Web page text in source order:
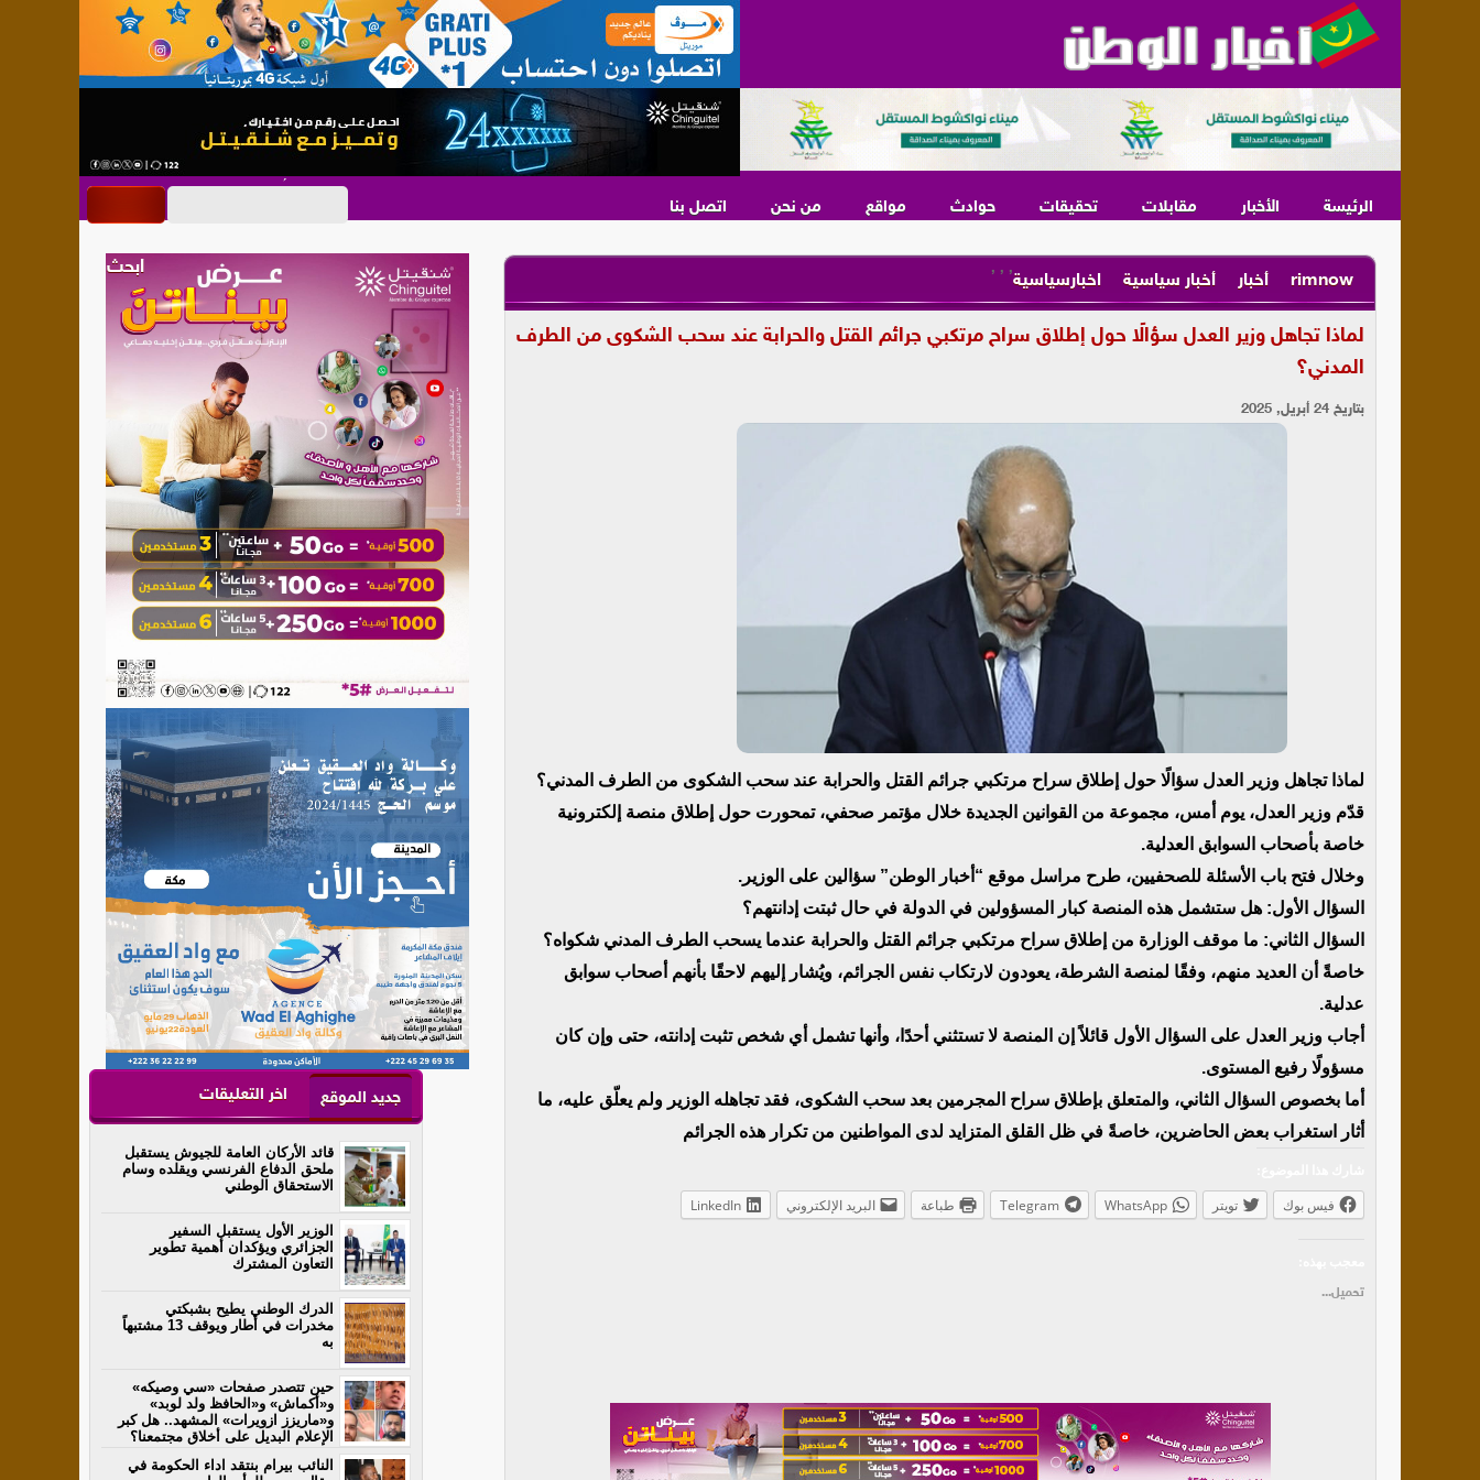
الرئيسة الأخبار مقابلات تحقيقات حوادث مواقع من نحن اتصل بنا
rimnow
,
أخبار
,
أخبار سياسية
,
اخبارسياسية
لماذا تجاهل وزير العدل سؤالًا حول إطلاق سراح مرتكبي جرائم القتل والحرابة عند سحب الشكوى من الطرف
المدني؟
بتاريخ 24 أبريل, 2025
لماذا تجاهل وزير العدل سؤالًا حول إطلاق سراح مرتكبي جرائم القتل والحرابة عند سحب الشكوى من الطرف المدني؟
قدّم وزير العدل، يوم أمس، مجموعة من القوانين الجديدة خلال مؤتمر صحفي، تمحورت حول إطلاق منصة إلكترونية
خاصة بأصحاب السوابق العدلية.
وخلال فتح باب الأسئلة للصحفيين، طرح مراسل موقع “أخبار الوطن” سؤالين على الوزير.
السؤال الأول: هل ستشمل هذه المنصة كبار المسؤولين في الدولة في حال ثبتت إدانتهم؟
السؤال الثاني: ما موقف الوزارة من إطلاق سراح مرتكبي جرائم القتل والحرابة عندما يسحب الطرف المدني شكواه؟
خاصةً أن العديد منهم، وفقًا لمنصة الشرطة، يعودون لارتكاب نفس الجرائم، ويُشار إليهم لاحقًا بأنهم أصحاب سوابق
عدلية.
أجاب وزير العدل على السؤال الأول قائلاً إن المنصة لا تستثني أحدًا، وأنها تشمل أي شخص تثبت إدانته، حتى وإن كان
مسؤولًا رفيع المستوى.
أما بخصوص السؤال الثاني، والمتعلق بإطلاق سراح المجرمين بعد سحب الشكوى، فقد تجاهله الوزير ولم يعلّق عليه، ما
أثار استغراب بعض الحاضرين، خاصةً في ظل القلق المتزايد لدى المواطنين من تكرار هذه الجرائم
فيس بوك تويتر WhatsApp
Telegram طباعة البريد الإلكتروني LinkedIn
تحميل...
جديد الموقع اخر التعليقات
قائد الأركان العامة للجيوش يستقبل
ملحق الدفاع الفرنسي ويقلده وسام
الاستحقاق الوطني
الوزير الأول يستقبل السفير
الجزائري ويؤكدان أهمية تطوير
التعاون المشترك
الدرك الوطني يطيح بشبكتي
مخدرات في أطار ويوقف 13 مشتبهاً
به
حين تتصدر صفحات «سي وصيكه»
و«أكماش» و«الحافظ ولد لوبد»
و«ماريزز ازويرات» المشهد.. هل كبر
الإعلام البديل على أخلاق مجتمعنا؟
النائب بيرام بنتقد اداء الحكومة في